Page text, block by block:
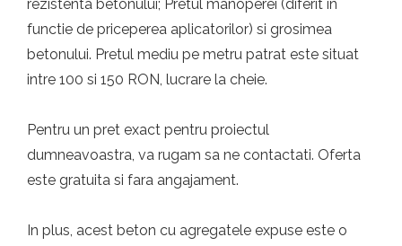
rezistenta betonului; Pretul manoperei (diferit in
functie de priceperea aplicatorilor) si grosimea
betonului. Pretul mediu pe metru patrat este situat
intre 100 si 150 RON, lucrare la cheie.
Pentru un pret exact pentru proiectul
dumneavoastra, va rugam sa ne contactati. Oferta
este gratuita si fara angajament.
In plus, acest beton cu agregatele expuse este o